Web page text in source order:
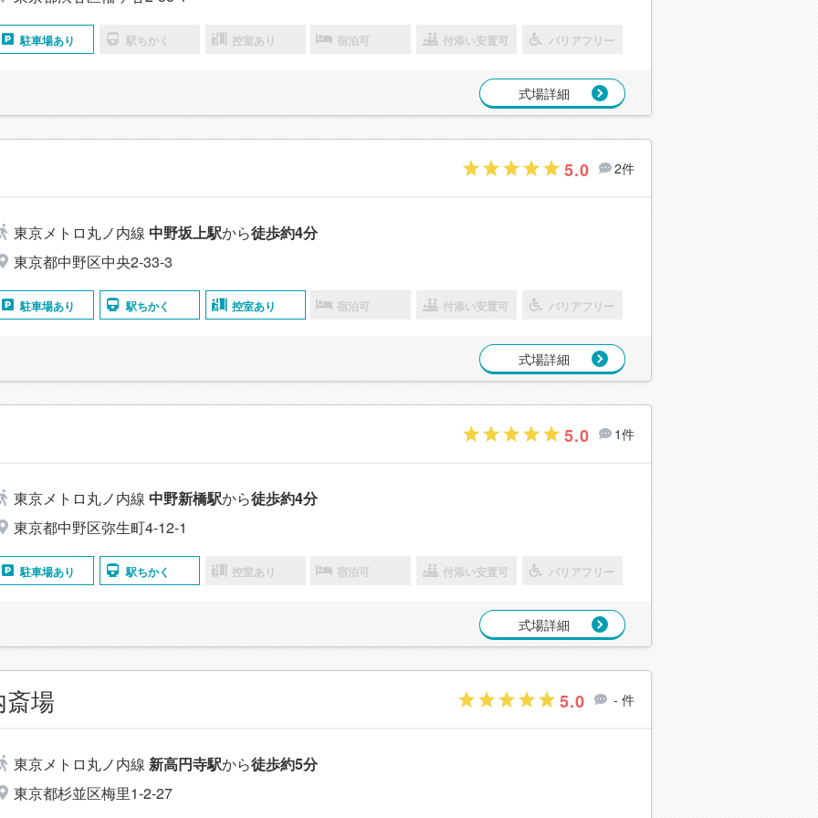
駐車場あり 駅ちかく 控室あり 宿泊可 付添い安置可 バリアフリー
式場詳細
5.0 2件
東京メトロ丸ノ内線 中野坂上駅から徒歩約4分
東京都中野区中央2-33-3
駐車場あり 駅ちかく 控室あり 宿泊可 付添い安置可 バリアフリー
式場詳細
5.0 1件
東京メトロ丸ノ内線 中野新橋駅から徒歩約4分
東京都中野区弥生町4-12-1
駐車場あり 駅ちかく 控室あり 宿泊可 付添い安置可 バリアフリー
式場詳細
場 5.0 - 件
東京メトロ丸ノ内線 新高円寺駅から徒歩約5分
東京都杉並区梅里1-2-27